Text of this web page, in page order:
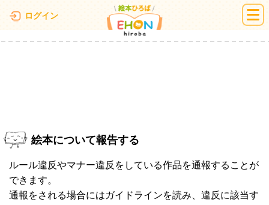
ログイン 絵本ひろば
絵本について報告する
ルール違反やマナー違反をしている作品を通報することが
できます。
通報をされる場合にはガイドラインを読み、違反に該当す